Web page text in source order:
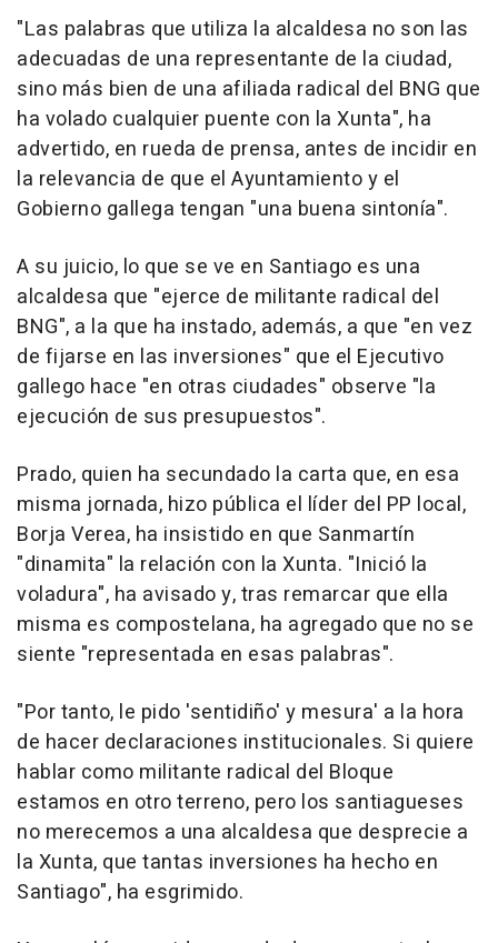
"Las palabras que utiliza la alcaldesa no son las
adecuadas de una representante de la ciudad,
sino más bien de una afiliada radical del BNG que
ha volado cualquier puente con la Xunta", ha
advertido, en rueda de prensa, antes de incidir en
la relevancia de que el Ayuntamiento y el
Gobierno gallega tengan "una buena sintonía".
A su juicio, lo que se ve en Santiago es una
alcaldesa que "ejerce de militante radical del
BNG", a la que ha instado, además, a que "en vez
de fijarse en las inversiones" que el Ejecutivo
gallego hace "en otras ciudades" observe "la
ejecución de sus presupuestos".
Prado, quien ha secundado la carta que, en esa
misma jornada, hizo pública el líder del PP local,
Borja Verea, ha insistido en que Sanmartín
"dinamita" la relación con la Xunta. "Inició la
voladura", ha avisado y, tras remarcar que ella
misma es compostelana, ha agregado que no se
siente "representada en esas palabras".
"Por tanto, le pido 'sentidiño' y mesura' a la hora
de hacer declaraciones institucionales. Si quiere
hablar como militante radical del Bloque
estamos en otro terreno, pero los santiagueses
no merecemos a una alcaldesa que desprecie a
la Xunta, que tantas inversiones ha hecho en
Santiago", ha esgrimido.